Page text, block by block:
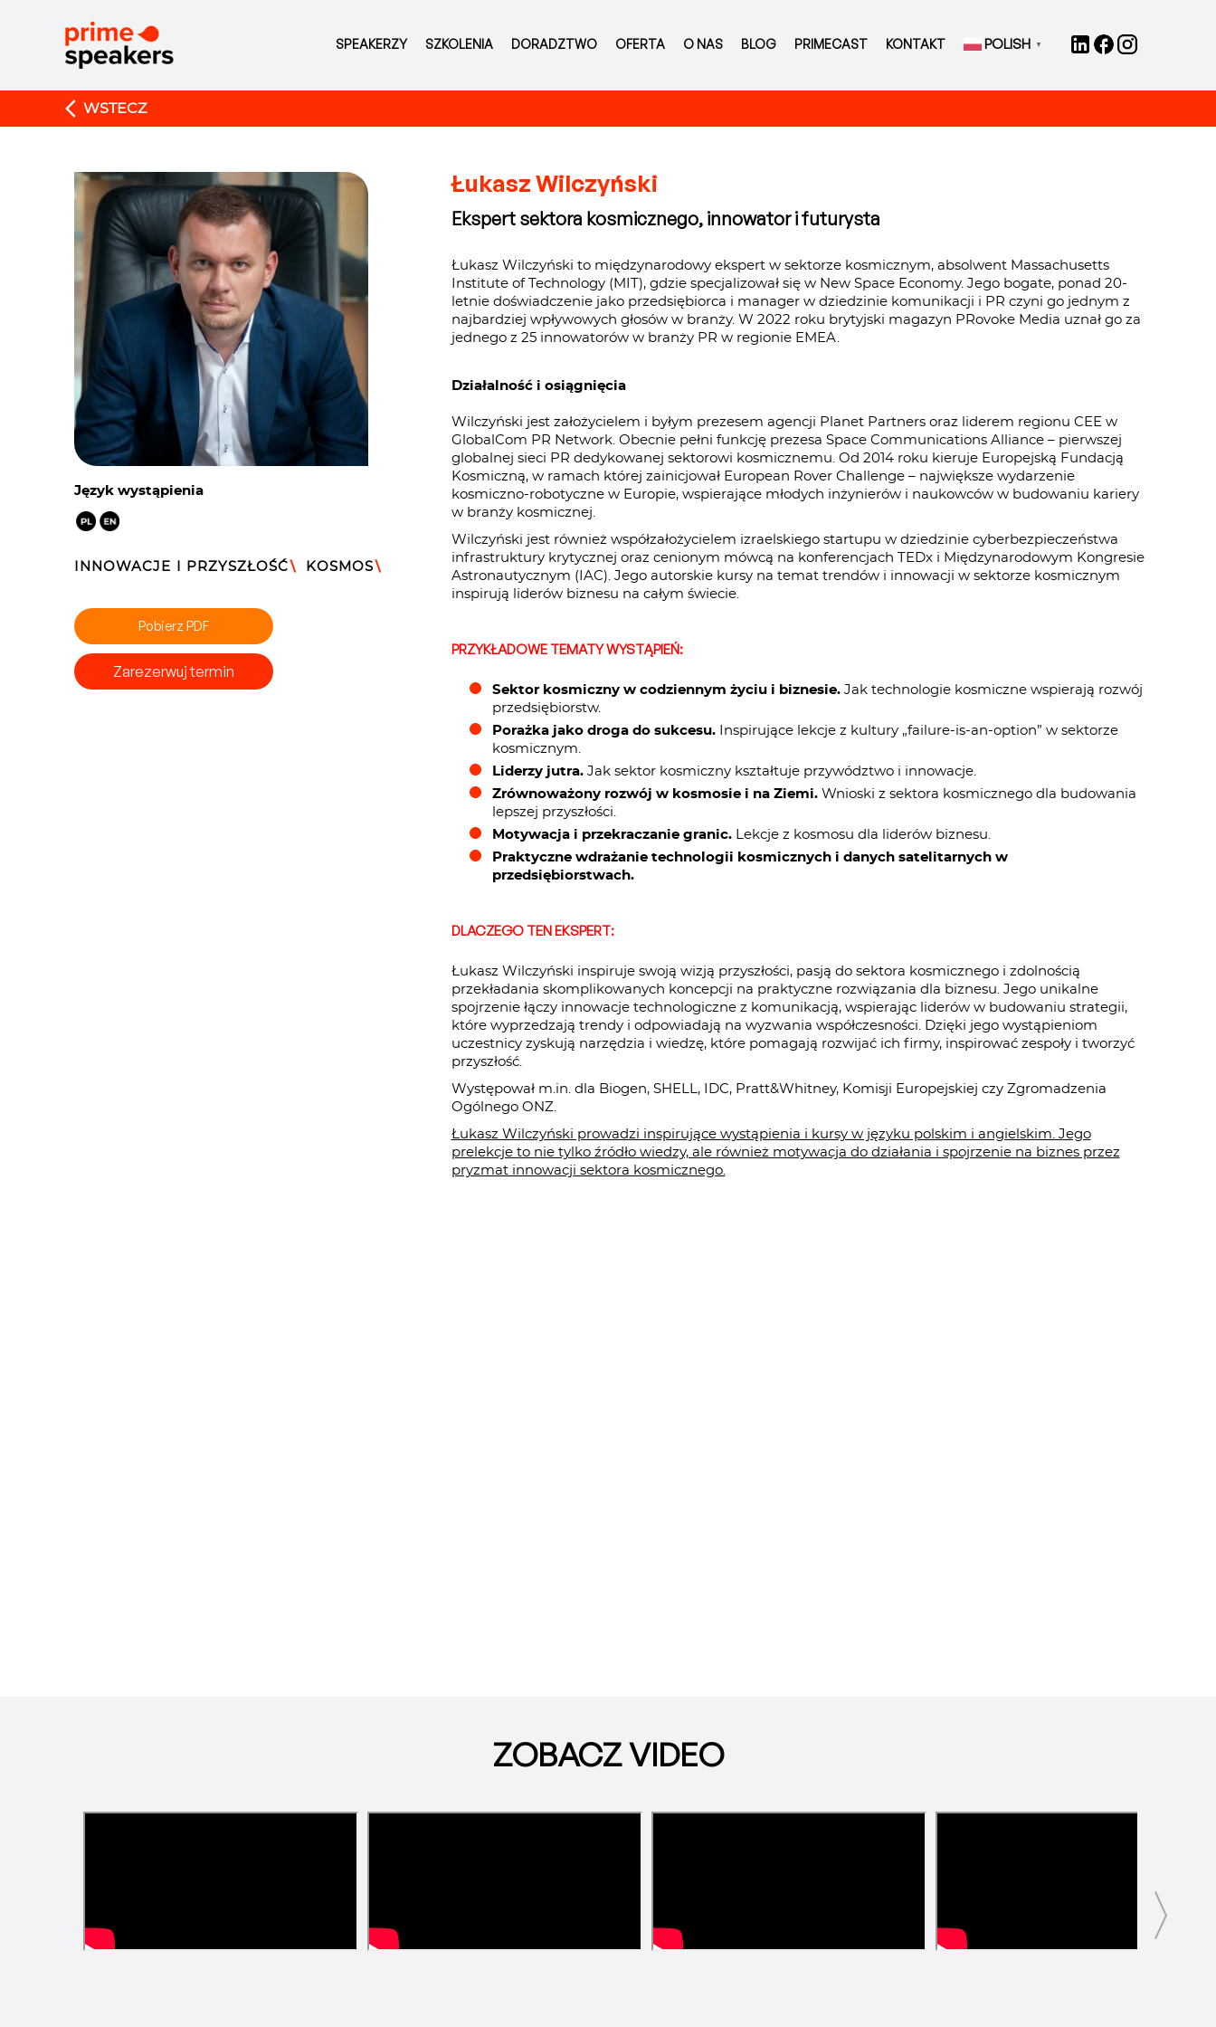
SPEAKERZY SZKOLENIA DORADZTWO OFERTA O NAS BLOG PRIMECAST KONTAKT POLISH ▼
WSTECZ
Język wystąpienia
INNOWACJE I PRZYSZŁOŚĆ \ KOSMOS\
Pobierz PDF
Zarezerwuj termin
Łukasz Wilczyński
Ekspert sektora kosmicznego, innowator i futurysta
Łukasz Wilczyński to międzynarodowy ekspert w sektorze kosmicznym, absolwent Massachusetts
Institute of Technology (MIT), gdzie specjalizował się w New Space Economy. Jego bogate, ponad 20-
letnie doświadczenie jako przedsiębiorca i manager w dziedzinie komunikacji i PR czyni go jednym z
najbardziej wpływowych głosów w branży. W 2022 roku brytyjski magazyn PRovoke Media uznał go za
jednego z 25 innowatorów w branży PR w regionie EMEA.
Działalność i osiągnięcia
Wilczyński jest założycielem i byłym prezesem agencji Planet Partners oraz liderem regionu CEE w
GlobalCom PR Network. Obecnie pełni funkcję prezesa Space Communications Alliance – pierwszej
globalnej sieci PR dedykowanej sektorowi kosmicznemu. Od 2014 roku kieruje Europejską Fundacją
Kosmiczną, w ramach której zainicjował European Rover Challenge – największe wydarzenie
kosmiczno-robotyczne w Europie, wspierające młodych inżynierów i naukowców w budowaniu kariery
w branży kosmicznej.
Wilczyński jest również współzałożycielem izraelskiego startupu w dziedzinie cyberbezpieczeństwa
infrastruktury krytycznej oraz cenionym mówcą na konferencjach TEDx i Międzynarodowym Kongresie
Astronautycznym (IAC). Jego autorskie kursy na temat trendów i innowacji w sektorze kosmicznym
inspirują liderów biznesu na całym świecie.
PRZYKŁADOWE TEMATY WYSTĄPIEŃ:
Sektor kosmiczny w codziennym życiu i biznesie.Jak technologie kosmiczne wspierają rozwój
przedsiębiorstw.
Porażka jako droga do sukcesu.Inspirujące lekcje z kultury „failure-is-an-option” w sektorze
kosmicznym.
Liderzy jutra.Jak sektor kosmiczny kształtuje przywództwo i innowacje.
Zrównoważony rozwój w kosmosie i na Ziemi.Wnioski z sektora kosmicznego dla budowania
lepszej przyszłości.
Motywacja i przekraczanie granic.Lekcje z kosmosu dla liderów biznesu.
Praktyczne wdrażanie technologii kosmicznych i danych satelitarnych w
przedsiębiorstwach.
DLACZEGO TEN EKSPERT:
Łukasz Wilczyński inspiruje swoją wizją przyszłości, pasją do sektora kosmicznego i zdolnością
przekładania skomplikowanych koncepcji na praktyczne rozwiązania dla biznesu. Jego unikalne
spojrzenie łączy innowacje technologiczne z komunikacją, wspierając liderów w budowaniu strategii,
które wyprzedzają trendy i odpowiadają na wyzwania współczesności. Dzięki jego wystąpieniom
uczestnicy zyskują narzędzia i wiedzę, które pomagają rozwijać ich firmy, inspirować zespoły i tworzyć
przyszłość.
Występował m.in. dla Biogen, SHELL, IDC, Pratt&Whitney, Komisji Europejskiej czy Zgromadzenia
Ogólnego ONZ.
Łukasz Wilczyński prowadzi inspirujące wystąpienia i kursy w języku polskim i angielskim. Jego
prelekcje to nie tylko źródło wiedzy, ale również motywacja do działania i spojrzenie na biznes przez
pryzmat innowacji sektora kosmicznego.
ZOBACZ VIDEO